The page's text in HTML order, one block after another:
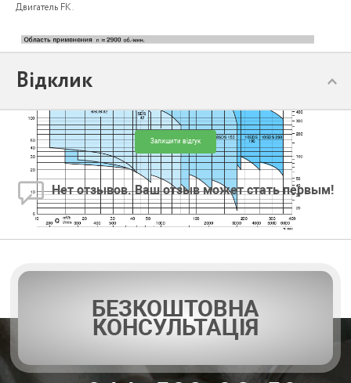
Двигатель FK.
Відклик
Залишити відгук
Нет отзывов. Ваш отзыв может стать первым!
БЕЗКОШТОВНА
КОНСУЛЬТАЦІЯ